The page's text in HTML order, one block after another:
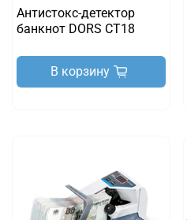
Антистокс-детектор
банкнот DORS CT18
В корзину